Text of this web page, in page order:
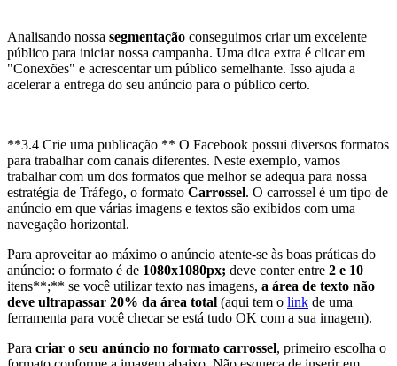
Analisando nossa segmentação conseguimos criar um excelente
público para iniciar nossa campanha. Uma dica extra é clicar em
"Conexões" e acrescentar um público semelhante. Isso ajuda a
acelerar a entrega do seu anúncio para o público certo.
**3.4 Crie uma publicação ** O Facebook possui diversos formatos
para trabalhar com canais diferentes. Neste exemplo, vamos
trabalhar com um dos formatos que melhor se adequa para nossa
estratégia de Tráfego, o formato Carrossel. O carrossel é um tipo de
anúncio em que várias imagens e textos são exibidos com uma
navegação horizontal.
Para aproveitar ao máximo o anúncio atente-se às boas práticas do
anúncio: o formato é de 1080x1080px; deve conter entre 2 e 10
itens**;** se você utilizar texto nas imagens, a área de texto não
deve ultrapassar 20% da área total (aqui tem o link de uma
ferramenta para você checar se está tudo OK com a sua imagem).
Para criar o seu anúncio no formato carrossel, primeiro escolha o